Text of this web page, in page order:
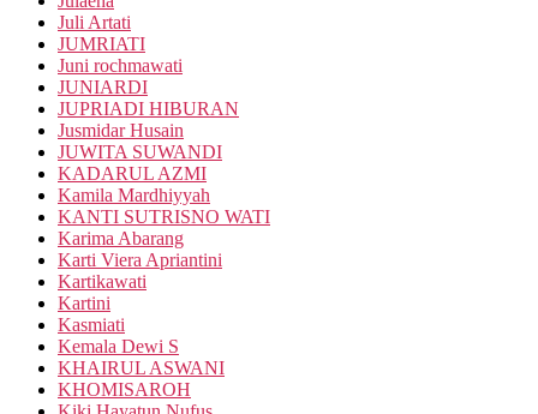
Juli Artati
JUMRIATI
Juni rochmawati
JUNIARDI
JUPRIADI HIBURAN
Jusmidar Husain
JUWITA SUWANDI
KADARUL AZMI
Kamila Mardhiyyah
KANTI SUTRISNO WATI
Karima Abarang
Karti Viera Apriantini
Kartikawati
Kartini
Kasmiati
Kemala Dewi S
KHAIRUL ASWANI
KHOMISAROH